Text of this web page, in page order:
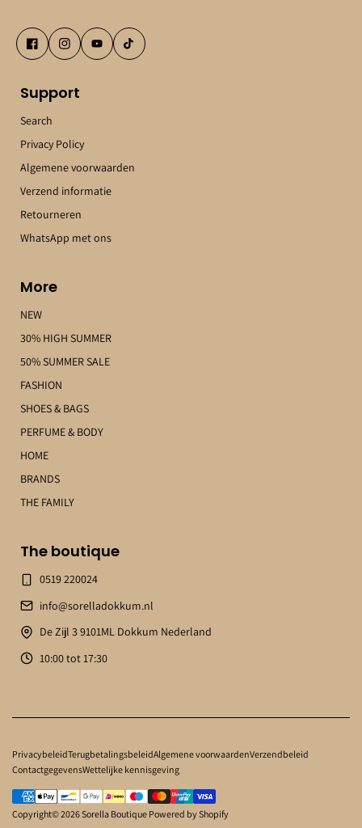
Support
Search
Privacy Policy
Algemene voorwaarden
Verzend informatie
Retourneren
WhatsApp met ons
More
NEW
30% HIGH SUMMER
50% SUMMER SALE
FASHION
SHOES & BAGS
PERFUME & BODY
HOME
BRANDS
THE FAMILY
The boutique
0519 220024
info@sorelladokkum.nl
De Zijl 3 9101ML Dokkum Nederland
10:00 tot 17:30
PrivacybeleidTerugbetalingsbeleidAlgemene voorwaardenVerzendbeleid
ContactgegevensWettelijke kennisgeving
Copyright© 2026Sorella Boutique Powered by Shopify